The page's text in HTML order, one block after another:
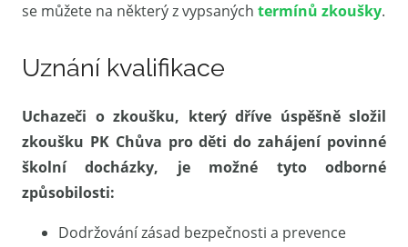
se můžete na některý z vypsaných termínů zkoušky.
Uznání kvalifikace
Uchazeči o zkoušku, který dříve úspěšně složil
zkoušku PK Chůva pro děti do zahájení povinné
školní docházky, je možné tyto odborné
způsobilosti:
Dodržování zásad bezpečnosti a prevence